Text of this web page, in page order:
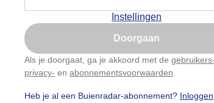
Instellingen
Doorgaan
Als je doorgaat, ga je akkoord met de gebruikers-
privacy- en abonnementsvoorwaarden
Heb je al een Buienradar-abonnement? Inloggen
Is goed, toon de popup
Nu niet, misschien later
Gebruik je Safari en wil je niet elke dag deze
Klikhierom dit aan te passen